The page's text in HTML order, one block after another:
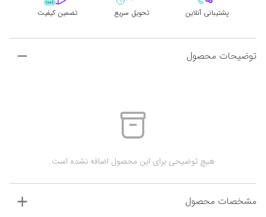
پشتیبانی آنلاین تحویل سریع تضمین کیفیت
توضیحات محصول
مشخصات محصول